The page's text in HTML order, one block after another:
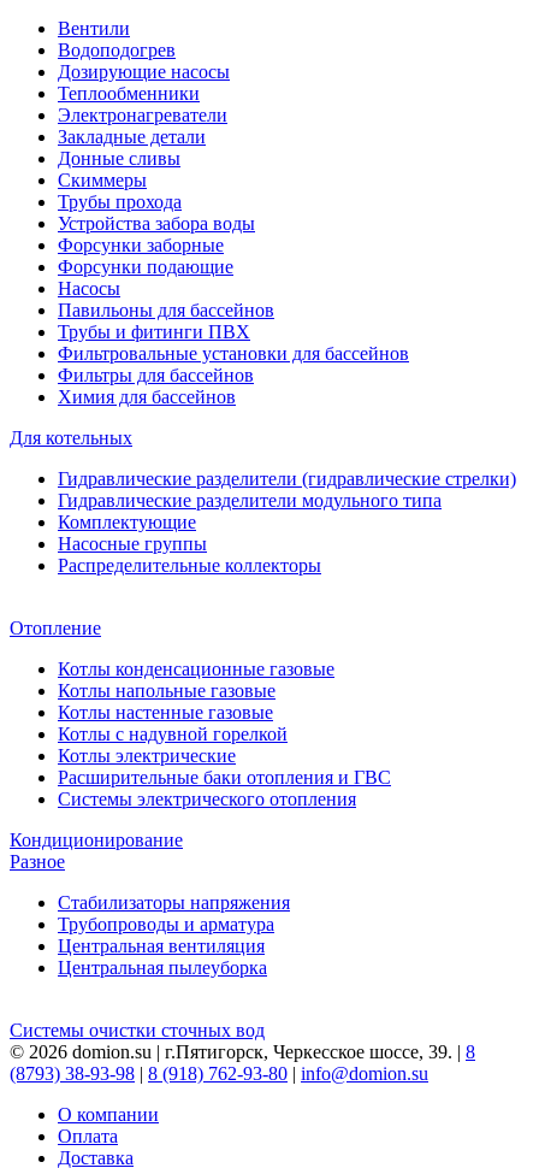
Вентили
Водоподогрев
Дозирующие насосы
Теплообменники
Электронагреватели
Закладные детали
Донные сливы
Скиммеры
Трубы прохода
Устройства забора воды
Форсунки заборные
Форсунки подающие
Насосы
Павильоны для бассейнов
Трубы и фитинги ПВХ
Фильтровальные установки для бассейнов
Фильтры для бассейнов
Химия для бассейнов
Для котельных
Гидравлические разделители (гидравлические стрелки)
Гидравлические разделители модульного типа
Комплектующие
Насосные группы
Распределительные коллекторы
Отопление
Котлы конденсационные газовые
Котлы напольные газовые
Котлы настенные газовые
Котлы с надувной горелкой
Котлы электрические
Расширительные баки отопления и ГВС
Системы электрического отопления
Кондиционирование
Разное
Стабилизаторы напряжения
Трубопроводы и арматура
Центральная вентиляция
Центральная пылеуборка
Системы очистки сточных вод
© 2026 domion.su | г.Пятигорск, Черкесское шоссе, 39. | 8
(8793) 38-93-98 | 8 (918) 762-93-80 | info@domion.su
О компании
Оплата
Доставка